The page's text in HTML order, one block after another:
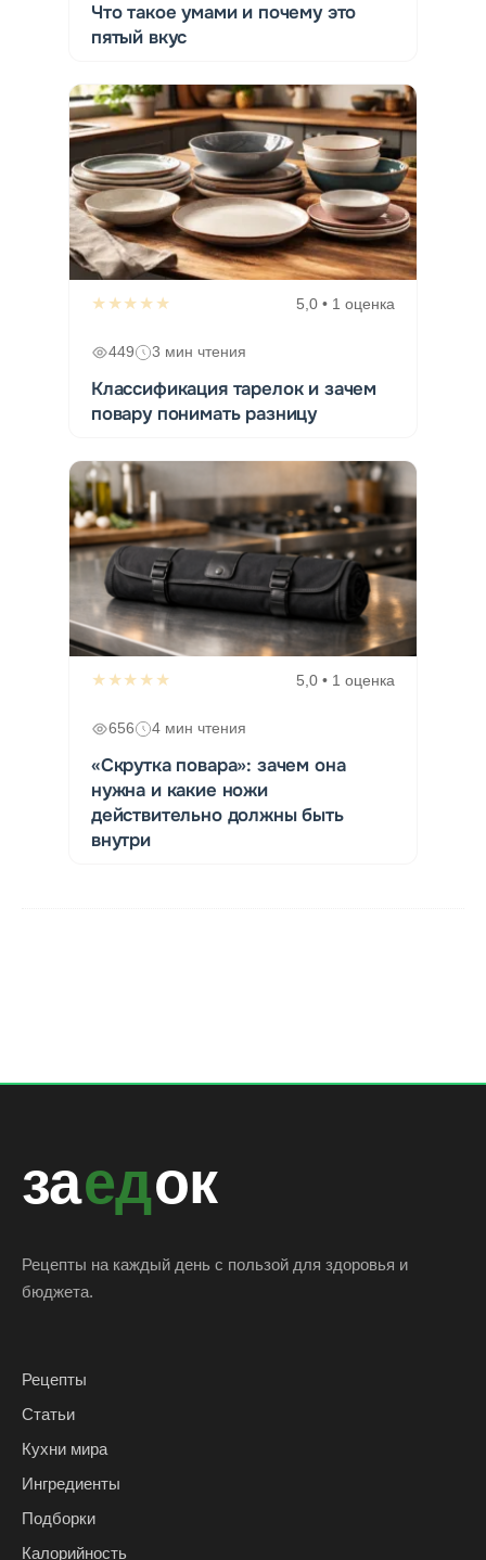
Что такое умами и почему это
пятый вкус
★★★★★ 5,0 • 1 оценка
449 3 мин чтения
Классификация тарелок и зачем
повару понимать разницу
★★★★★ 5,0 • 1 оценка
656 4 мин чтения
«Скрутка повара»: зачем она
нужна и какие ножи
действительно должны быть
внутри
заедок
Рецепты на каждый день с пользой для здоровья и
бюджета.
Рецепты
Статьи
Кухни мира
Ингредиенты
Подборки
Калорийность